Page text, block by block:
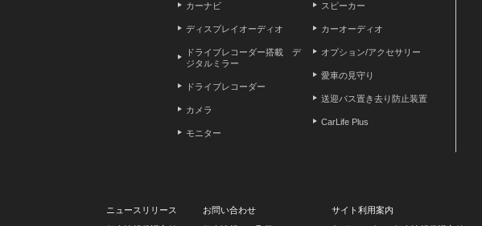
カーナビ
ディスプレイオーディオ
ドライブレコーダー搭載 デ
ジタルミラー
ドライブレコーダー
カメラ
モニター
スピーカー
カーオーディオ
オプション/アクセサリー
愛車の見守り
送迎バス置き去り防止装置
CarLife Plus
ニュースリリース お問い合わせ
サイト利用案内